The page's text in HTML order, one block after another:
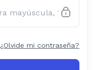
¿Olvide mi contraseña?